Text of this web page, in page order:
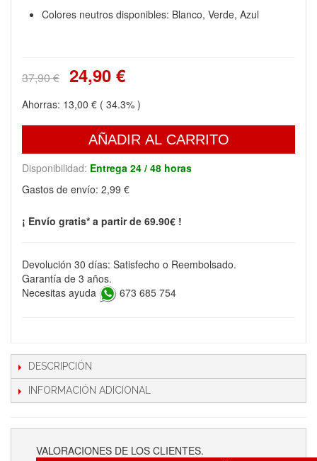
Colores neutros disponibles: Blanco, Verde, Azul
37,90 € 24,90 €
Ahorras: 13,00 € ( 34.3% )
AÑADIR AL CARRITO
Disponibilidad: Entrega 24 / 48 horas
Gastos de envío: 2,99 €
¡ Envío gratis* a partir de 69.90€ !
Devolución 30 días: Satisfecho o Reembolsado.
Garantía de 3 años.
Necesitas ayuda
673 685 754
DESCRIPCIÓN
INFORMACIÓN ADICIONAL
VALORACIONES DE LOS CLIENTES.